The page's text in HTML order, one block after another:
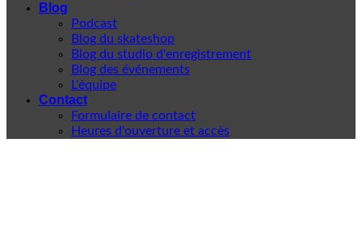
Blog
Podcast
Blog du skateshop
Blog du studio d'enregistrement
Blog des événements
L'équipe
Contact
Formulaire de contact
Heures d'ouverture et accès